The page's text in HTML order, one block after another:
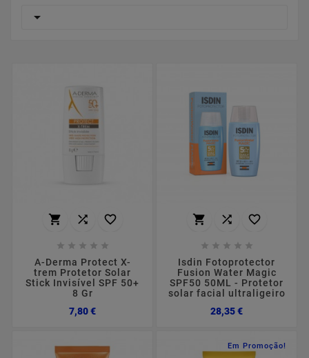

  
    
A-Derma Protect X-
trem Protetor Solar
Stick Invisível SPF 50+
8 Gr
7,80 €Preço
  
    
Isdin Fotoprotector
Fusion Water Magic
SPF50 50ML - Protetor
solar facial ultraligeiro
28,35 €Preço
Em Promoção!